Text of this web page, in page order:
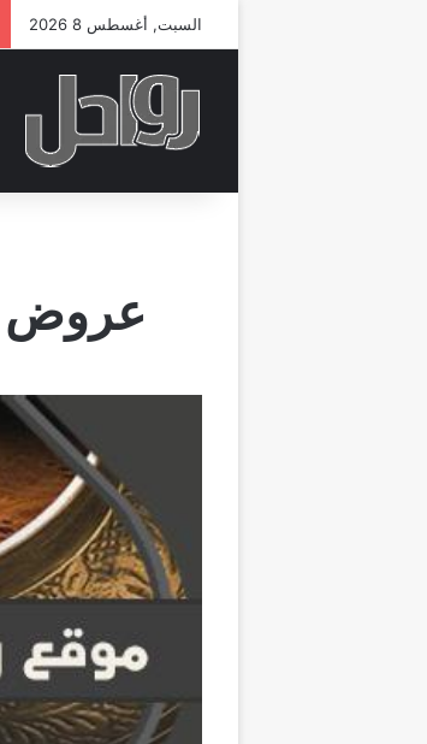
السبت, أغسطس 8 2026
عروض